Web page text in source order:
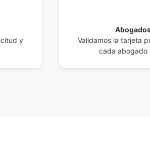
y
Validamos la tarjeta
cada abogado